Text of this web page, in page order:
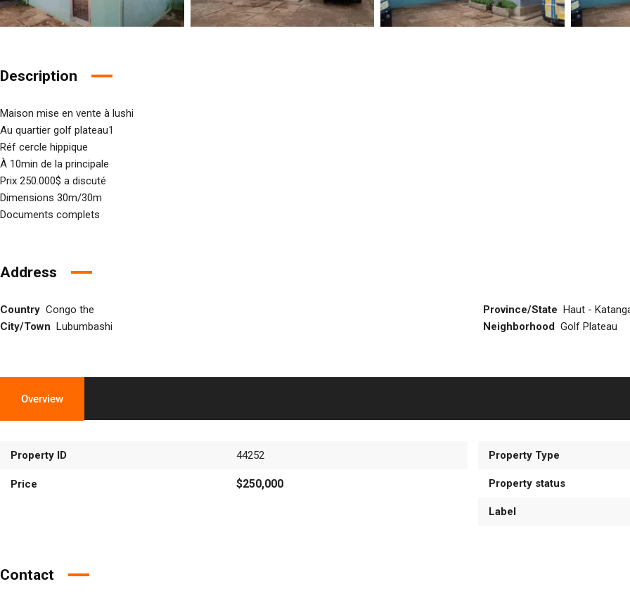
Description
Maison mise en vente à lushi
Au quartier golf plateau1
Réf cercle hippique
À 10min de la principale
Prix 250.000$ a discuté
Dimensions 30m/30m
Documents complets
Address
Country Congo the Province/State Haut -
City/Town Lubumbashi Neighborhood Golf Plateau
Overview
Property ID 44252
Price $250,000
Property Type
Property status
Label
Contact